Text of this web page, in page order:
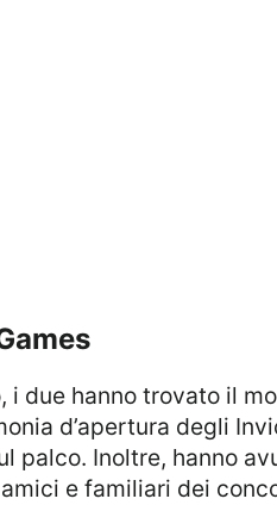
d’apertura degli
palco. Inoltre, hanno
e familiari dei